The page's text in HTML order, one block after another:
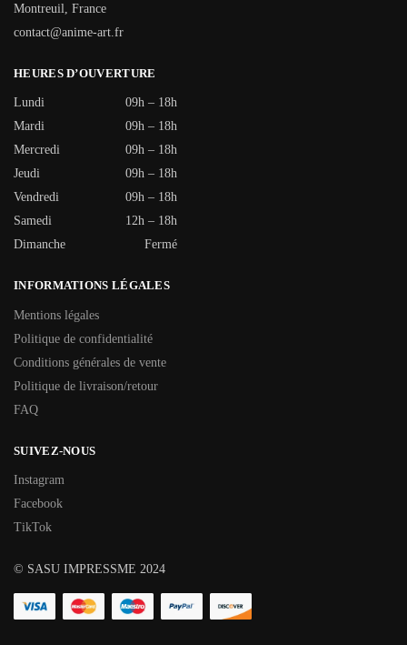
Montreuil, France
contact@anime-art.fr
HEURES D’OUVERTURE
Lundi
09h – 18h
Mardi
09h – 18h
Mercredi
09h – 18h
Jeudi
09h – 18h
Vendredi
09h – 18h
Samedi
12h – 18h
Dimanche
Fermé
INFORMATIONS LÉGALES
Mentions légales
Politique de confidentialité
Conditions générales de vente
Politique de livraison/retour
FAQ
SUIVEZ-NOUS
Instagram
Facebook
TikTok
© SASU IMPRESSME 2024